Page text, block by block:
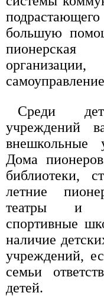
большую
Среди
учреждений
внешкольные
Дома
библиотеки,
летние
театры и
спортивные
наличие
учреждений,
семьи
детей.